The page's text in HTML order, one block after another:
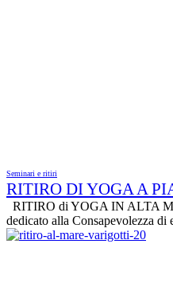
Seminari e ritiri
RITIRO DI YOGA A
RITIRO di YOGA IN ALTA
dedicato alla Consapevolezza di